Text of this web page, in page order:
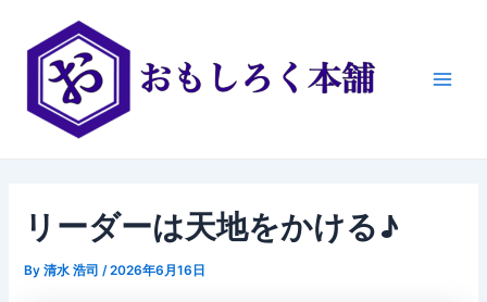
リーダーは天地をかける♪
By清水 浩司 /2026年6月16日
navigation